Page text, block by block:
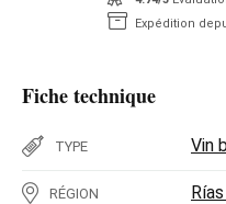
Expédition
Fiche technique
TYPE Vin
RÉGION